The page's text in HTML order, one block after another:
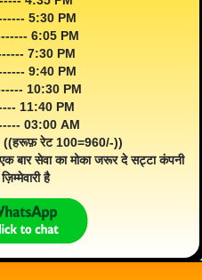
5:30 PM
6:05 PM
7:30 PM
------- 9:40 PM
10:30 PM
11:40 PM
03:00 AM
((हरूफ़ रेट 100=960/-))
बार सेवा का मोका जरूर दे सट्टा कंपनी
है